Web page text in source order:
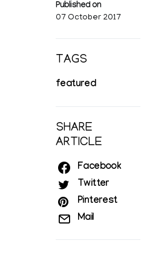
Published on
07 October 2017
TAGS
featured
SHARE
ARTICLE
Facebook
Twitter
Pinterest
Mail